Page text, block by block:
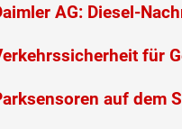
AG: Diesel-
für
auf dem